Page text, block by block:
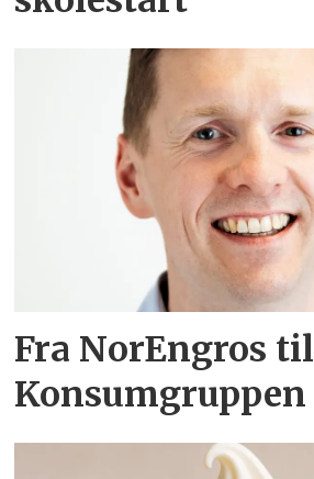
Fra NorEngros til
Konsumgruppen